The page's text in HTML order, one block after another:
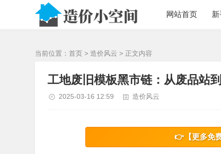
网站首页
当前位置： 首页 > 造价风云 > 正文内容
工地废旧模板黑市链：从废品站
2025-03-16 12:59 造价风云
👉【更多免